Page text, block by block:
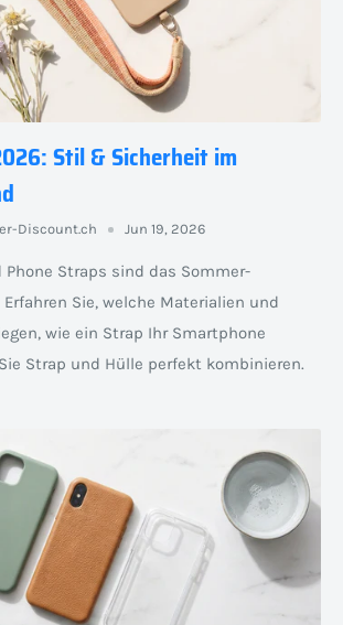
Stil & Sicherheit im
Discount.ch Jun 19, 2026
Straps sind das Sommer-
Sie, welche Materialien und
wie ein Strap Ihr Smartphone
Strap und Hülle perfekt kombinieren.